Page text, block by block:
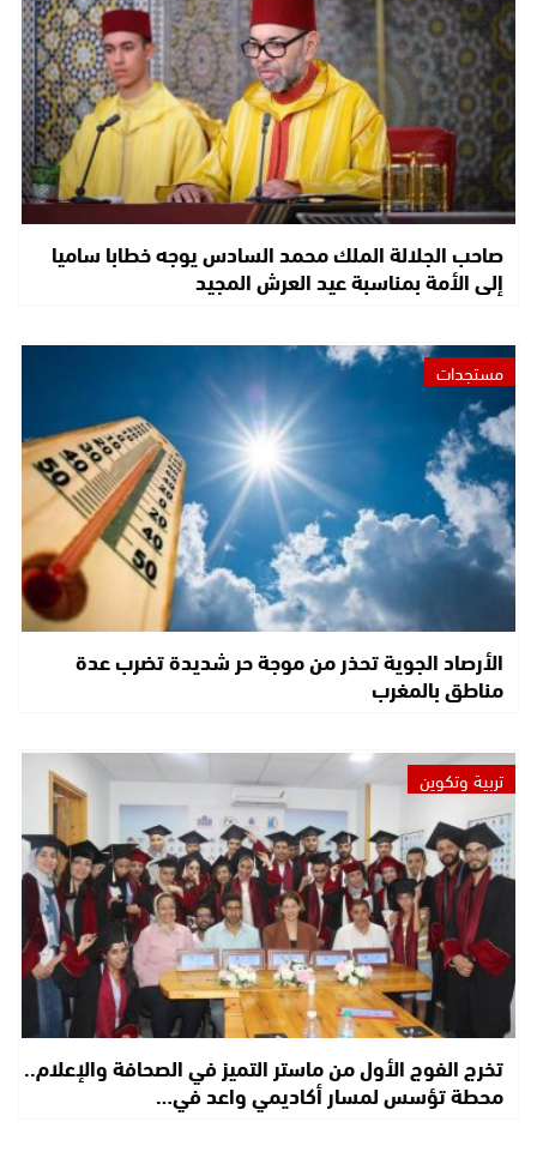
صاحب الجلالة الملك محمد السادس يوجه خطابا ساميا
إلى الأمة بمناسبة عيد العرش المجيد
مستجدات
الأرصاد الجوية تحذر من موجة حر شديدة تضرب عدة
مناطق بالمغرب
تربية وتكوين
تخرج الفوج الأول من ماستر التميز في الصحافة والإعلام..
محطة تؤسس لمسار أكاديمي واعد في…